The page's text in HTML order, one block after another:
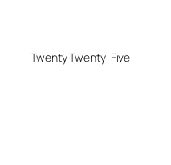
Twenty Twenty-Five